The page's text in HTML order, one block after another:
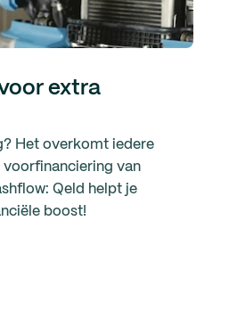
extra
Het overkomt iedere
voorfinanciering van
Qeld helpt je
boost!